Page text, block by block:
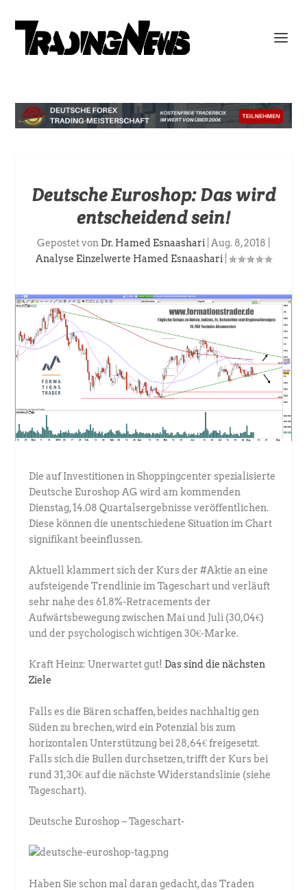
Deutsche Euroshop: Das wird
entscheidend sein!
Gepostet von Dr. Hamed Esnaashari Aug. 8, 2018
Analyse Einzelwerte Hamed Esnaashari
Die auf Investitionen in Shoppingcenter spezialisierte
Deutsche Euroshop AG wird am kommenden
Dienstag, 14.08 Quartalsergebnisse veröffentlichen.
Diese können die unentschiedene Situation im Chart
signifikant beeinflussen.
Aktuell klammert sich der Kurs der #Aktie an eine
aufsteigende Trendlinie im Tageschart und verläuft
sehr nahe des 61.8%-Retracements der
Aufwärtsbewegung zwischen Mai und Juli (30,04€)
und der psychologisch wichtigen 30€-Marke.
Kraft Heinz: Unerwartet gut! Das sind die nächsten
Ziele
Falls es die Bären schaffen, beides nachhaltig gen
Süden zu brechen, wird ein Potenzial bis zum
horizontalen Unterstützung bei 28,64€ freigesetzt.
Falls sich die Bullen durchsetzen, trifft der Kurs bei
rund 31,30€ auf die nächste Widerstandslinie (siehe
Tageschart).
Deutsche Euroshop – Tageschart-
Haben Sie schon mal daran gedacht, das Traden